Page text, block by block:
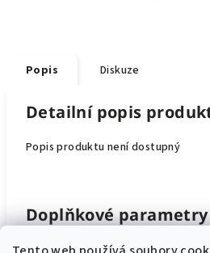
Popis Diskuze
Detailní popis
Popis produktu není dostupný
Doplňkové parametry